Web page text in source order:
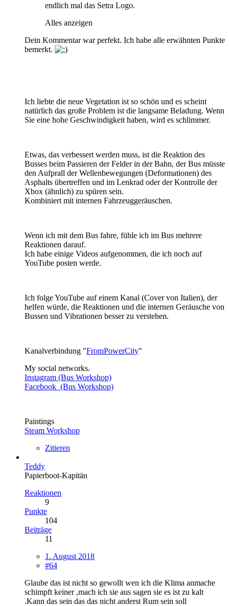
endlich mal das Setra Logo.
Alles anzeigen
Dein Kommentar war perfekt. Ich habe alle erwähnten Punkte
bemerkt.
Ich liebte die neue Vegetation ist so schön und es scheint
natürlich das große Problem ist die langsame Beladung. Wenn
Sie eine hohe Geschwindigkeit haben, wird es schlimmer.
Etwas, das verbessert werden muss, ist die Reaktion des
Busses beim Passieren der Felder in der Bahn, der Bus müsste
den Aufprall der Wellenbewegungen (Deformationen) des
Asphalts übertreffen und im Lenkrad oder der Kontrolle der
Xbox (ähnlich) zu spüren sein.
Kombiniert mit internen Fahrzeuggeräuschen.
Wenn ich mit dem Bus fahre, fühle ich im Bus mehrere
Reaktionen darauf.
Ich habe einige Videos aufgenommen, die ich noch auf
YouTube posten werde.
Ich folge YouTube auf einem Kanal (Cover von Italien), der
helfen würde, die Reaktionen und die internen Geräusche von
Bussen und Vibrationen besser zu verstehen.
Kanalverbindung "FromPowerCity"
My social networks.
Instagram (Bus Workshop)
Facebook (Bus Workshop)
Paintings
Steam Workshop
Zitieren
Teddy
Papierboot-Kapitän
Reaktionen
9
Punkte
104
Beiträge
11
1. August 2018
#64
Glaube das ist nicht so gewollt wen ich die Klima anmache
schimpft keiner ,mach ich sie aus sagen sie es ist zu kalt
.Kann das sein das das nicht anderst Rum sein soll